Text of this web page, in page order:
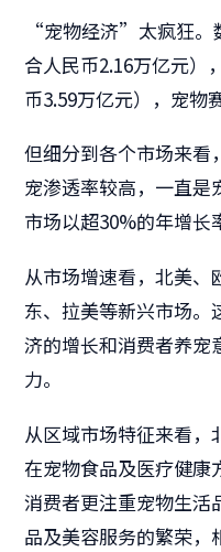
“宠物经济”太疯狂。
合人民币2.16万亿元）
币3.59万亿元），宠物
但细分到各个市场来看
宠渗透率较高，一直是
市场以超30%的年增长
从市场增速看，北美、
东、拉美等新兴市场。
济的增长和消费者养宠
力。
从区域市场特征来看
在宠物食品及医疗健康
消费者更注重宠物生活
品及美容服务的繁荣，